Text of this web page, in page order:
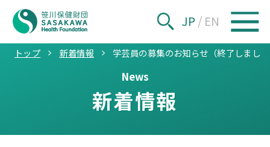
JP / EN
トップ 新着情報 学芸員の募集のお知らせ（終了しまし
News
新着情報